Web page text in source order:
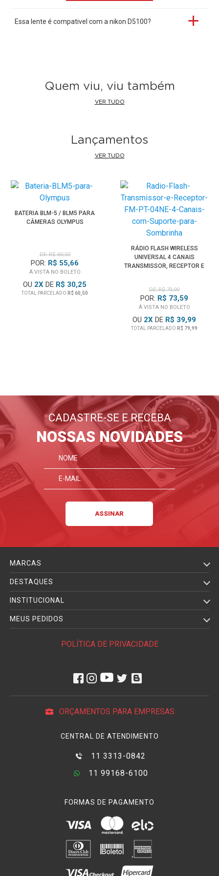
Essa lente é compativel com a nikon D5100?
Quem viu, viu também
VER TUDO
Lançamentos
VER TUDO
BATERIA BLM-5 / BLM5 PARA
CÂMERAS OLYMPUS
DE: R$ 60,50
POR: R$ 55,66
À VISTA NO BOLETO
OU 2X DE R$ 30,25
TOTAL PARCELADO R$ 60,50
RÁDIO FLASH WIRELESS
UNIVERSAL 4 CANAIS
TRANSMISSOR, RECEPTOR E
DE: R$ 79,99
POR: R$ 73,59
À VISTA NO BOLETO
OU 2X DE R$ 39,99
TOTAL PARCELADO R$ 79,99
E tudo sobre fotografia
FIQUE POR DENTRO
CADASTRE-SE E RECEBA
NOSSAS NOVIDADES
MARCAS
DESTAQUES
INSTITUCIONAL
MEUS PEDIDOS
POLÍTICA DE PRIVACIDADE
ORÇAMENTOS PARA EMPRESAS
CENTRAL DE ATENDIMENTO
11 3313-0842
11 99168-6100
FORMAS DE PAGAMENTO